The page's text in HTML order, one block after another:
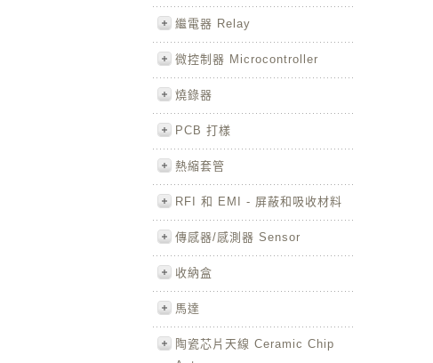
繼電器 Relay
微控制器 Microcontroller
燒錄器
PCB 打樣
熱縮套管
RFI 和 EMI - 屏蔽和吸收材料
傳感器/感測器 Sensor
收納盒
馬達
陶瓷芯片天線 Ceramic Chip